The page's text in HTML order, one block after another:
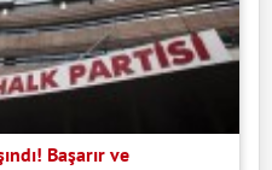
Başarır ve